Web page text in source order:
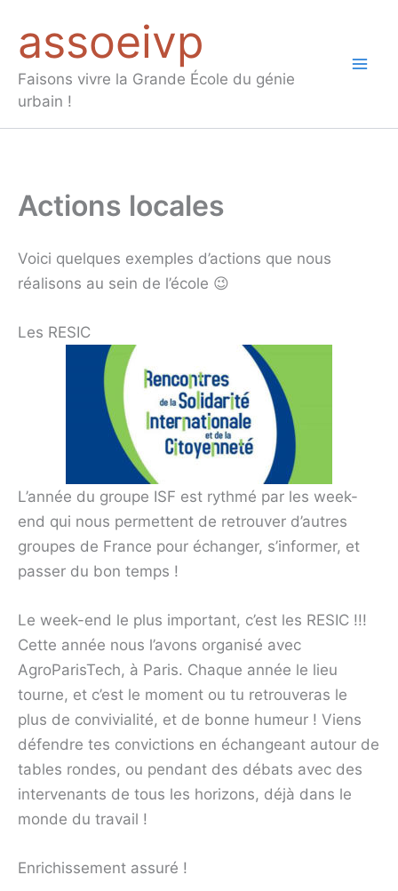
contenu
assoeivp
Faisons vivre la Grande École du génie
urbain !
Actions locales
Voici quelques exemples d’actions que nous
réalisons au sein de l’école 😉
Les RESIC
L’année du groupe ISF est rythmé par les week-
end qui nous permettent de retrouver d’autres
groupes de France pour échanger, s’informer, et
passer du bon temps !
Le week-end le plus important, c’est les RESIC !!!
Cette année nous l’avons organisé avec
AgroParisTech, à Paris. Chaque année le lieu
tourne, et c’est le moment ou tu retrouveras le
plus de convivialité, et de bonne humeur ! Viens
défendre tes convictions en échangeant autour de
tables rondes, ou pendant des débats avec des
intervenants de tous les horizons, déjà dans le
monde du travail !
Enrichissement assuré !